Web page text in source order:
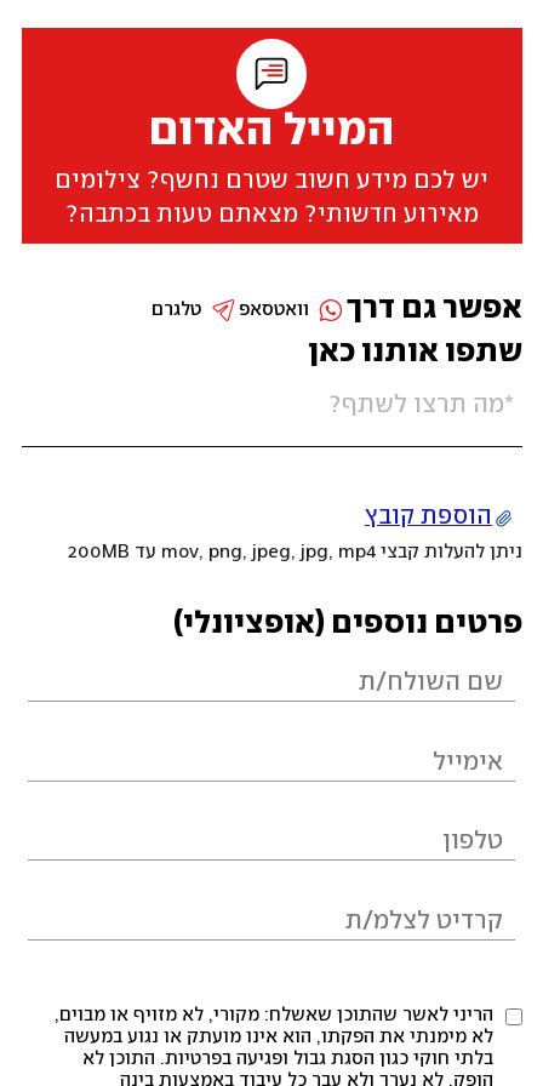
המייל האדום
יש לכם מידע חשוב שטרם נחשף? צילומים
מאירוע חדשותי? מצאתם טעות בכתבה?
שתפו אותנו כאן
הוספת קובץ
ניתן להעלות קבצי mov, png, jpeg, jpg, mp4 עד 200MB
פרטים נוספים (אופציונלי)
הריני לאשר שהתוכן שאשלח: מקורי, לא מזויף או מבוים,
לא מימנתי את הפקתו, הוא אינו מועתק או נגוע במעשה
בלתי חוקי כגון הסגת גבול ופגיעה בפרטיות. התוכן לא
הופק, לא נערך ולא עבר כל עיבוד באמצעות בינה
אפשר גם דרך טלגרם וואטסאפ